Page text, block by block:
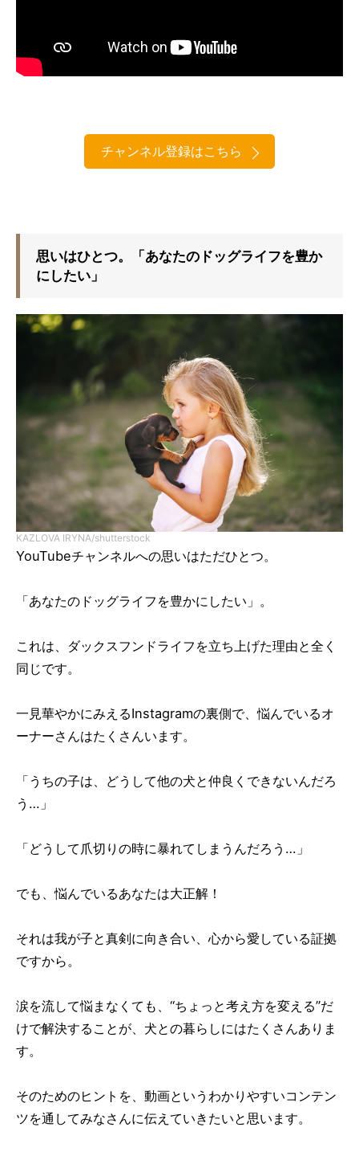
チャンネル登録はこちら
思いはひとつ。「あなたのドッグライフを豊か
にしたい」
KAZLOVA IRYNA/shutterstock
YouTubeチャンネルへの思いはただひとつ。
「あなたのドッグライフを豊かにしたい」。
これは、ダックスフンドライフを立ち上げた理由と全く
同じです。
一見華やかにみえるInstagramの裏側で、悩んでいるオ
ーナーさんはたくさんいます。
「うちの子は、どうして他の犬と仲良くできないんだろ
う…」
「どうして爪切りの時に暴れてしまうんだろう…」
でも、悩んでいるあなたは大正解！
それは我が子と真剣に向き合い、心から愛している証拠
ですから。
涙を流して悩まなくても、“ちょっと考え方を変える”だ
けで解決することが、犬との暮らしにはたくさんありま
す。
そのためのヒントを、動画というわかりやすいコンテン
ツを通してみなさんに伝えていきたいと思います。